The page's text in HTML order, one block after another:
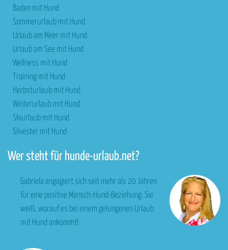
Baden mit Hund
Sommerurlaub mit Hund
Urlaub am Meer mit Hund
Urlaub am See mit Hund
Wellness mit Hund
Training mit Hund
Herbsturlaub mit Hund
Winterurlaub mit Hund
Skiurlaub mit Hund
Silvester mit Hund
Wer steht für hunde-urlaub.net?
Gabriela engagiert sich seit mehr als 20 Jahren
für eine positive Mensch-Hund-Beziehung. Sie
weiß, worauf es bei einem gelungenen Urlaub
mit Hund ankommt!